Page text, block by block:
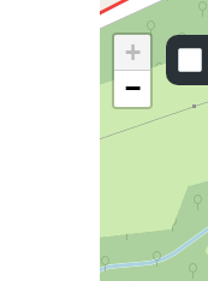
+
−